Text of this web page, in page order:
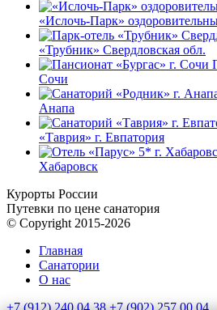
«Ислочь-Парк»
«Трубник» Свердловская обл.
Сочи
Анапа
«Таврия» г. Евпатория
Хабаровск
Курорты России
Путевки по цене санатория
© Copyright 2015-2026
Главная
Санатории
О нас